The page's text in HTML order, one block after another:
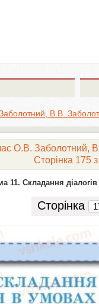
В.В.
О.В. Заболотний,
Сторінка 175
11. Складання
Сторінка